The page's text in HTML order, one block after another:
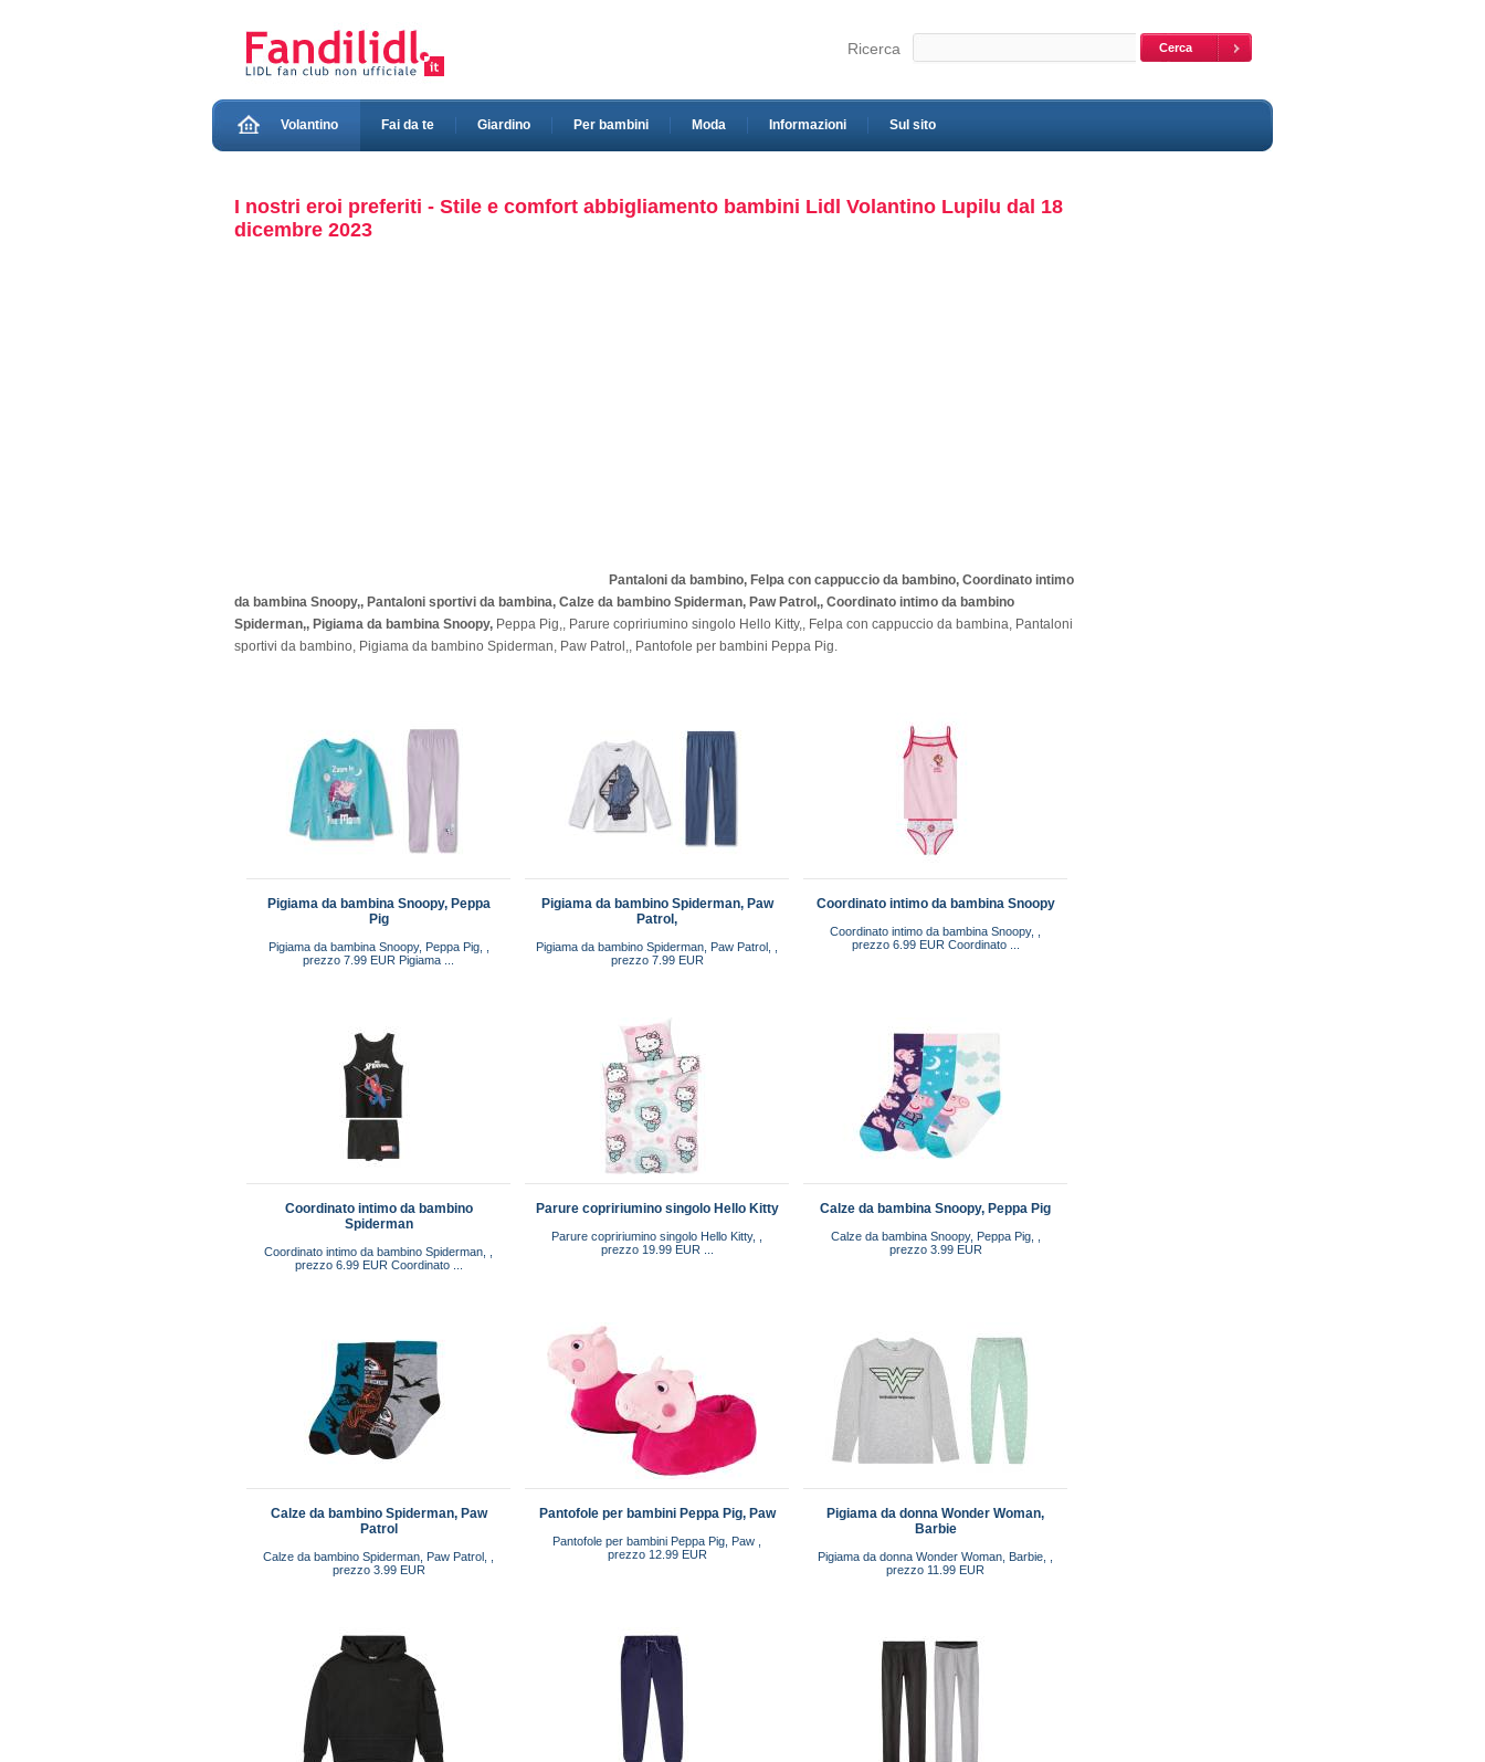
Ricerca
Volantino Fai da te Giardino Per bambini Moda Informazioni Sul sito
I nostri eroi preferiti - Stile e comfort abbigliamento bambini Lidl Volantino Lupilu dal 18
dicembre 2023
Pantaloni da bambino, Felpa con cappuccio da bambino, Coordinato intimo
da bambina Snoopy,, Pantaloni sportivi da bambina, Calze da bambino Spiderman, Paw Patrol,, Coordinato intimo da bambino
Spiderman,, Pigiama da bambina Snoopy, Peppa Pig,, Parure copririumino singolo Hello Kitty,, Felpa con cappuccio da bambina, Pantaloni
sportivi da bambino, Pigiama da bambino Spiderman, Paw Patrol,, Pantofole per bambini Peppa Pig.
Pigiama da bambina Snoopy, Peppa
Pig
Pigiama da bambina Snoopy, Peppa Pig, ,
prezzo 7.99 EUR Pigiama ...
Pigiama da bambino Spiderman, Paw
Patrol,
Pigiama da bambino Spiderman, Paw Patrol, ,
prezzo 7.99 EUR
Coordinato intimo da bambina Snoopy
Coordinato intimo da bambina Snoopy, ,
prezzo 6.99 EUR Coordinato ...
Coordinato intimo da bambino
Spiderman
Coordinato intimo da bambino Spiderman, ,
prezzo 6.99 EUR Coordinato ...
Parure copririumino singolo Hello Kitty
Parure copririumino singolo Hello Kitty, ,
prezzo 19.99 EUR ...
Calze da bambina Snoopy, Peppa Pig
Calze da bambina Snoopy, Peppa Pig, ,
prezzo 3.99 EUR
Calze da bambino Spiderman, Paw
Patrol
Calze da bambino Spiderman, Paw Patrol, ,
prezzo 3.99 EUR
Pantofole per bambini Peppa Pig, Paw
Pantofole per bambini Peppa Pig, Paw ,
prezzo 12.99 EUR
Pigiama da donna Wonder Woman,
Barbie
Pigiama da donna Wonder Woman, Barbie, ,
prezzo 11.99 EUR